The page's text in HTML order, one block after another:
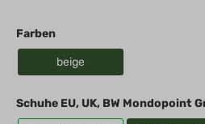
Farben
beige
Schuhe EU, UK, BW Mondopoint